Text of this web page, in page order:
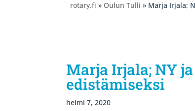
rotary.fi » Oulun Tulli » Marja Irjala;
Marja Irjala; NY
edistämiseksi
helmi 7, 2020